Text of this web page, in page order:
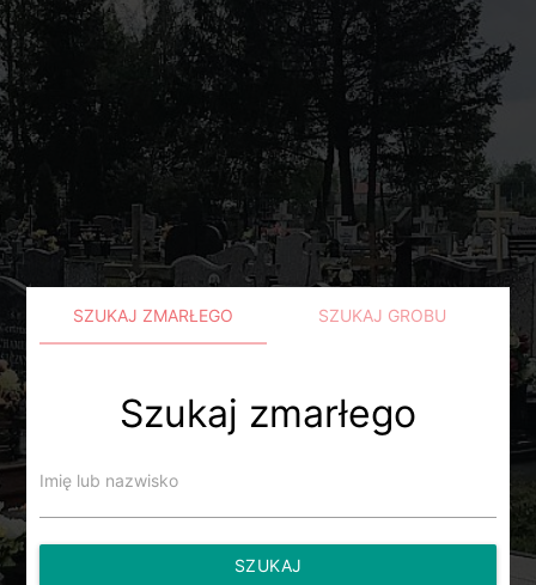
SZUKAJ ZMARŁEGO SZUKAJ GROBU
Szukaj zmarłego
Imię lub nazwisko
SZUKAJ